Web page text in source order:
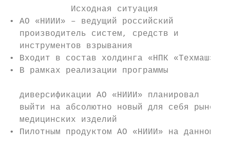
Исходная ситуация
• АО «НИИИ» – ведущий российский
производитель систем, средств и
инструментов взрывания
• Входит в состав холдинга «НПК
• В рамках реализации программы
диверсификации АО «НИИИ» планировал
выйти на абсолютно новый для себя рынок
медицинских изделий
• Пилотным продуктом АО «НИИИ» на